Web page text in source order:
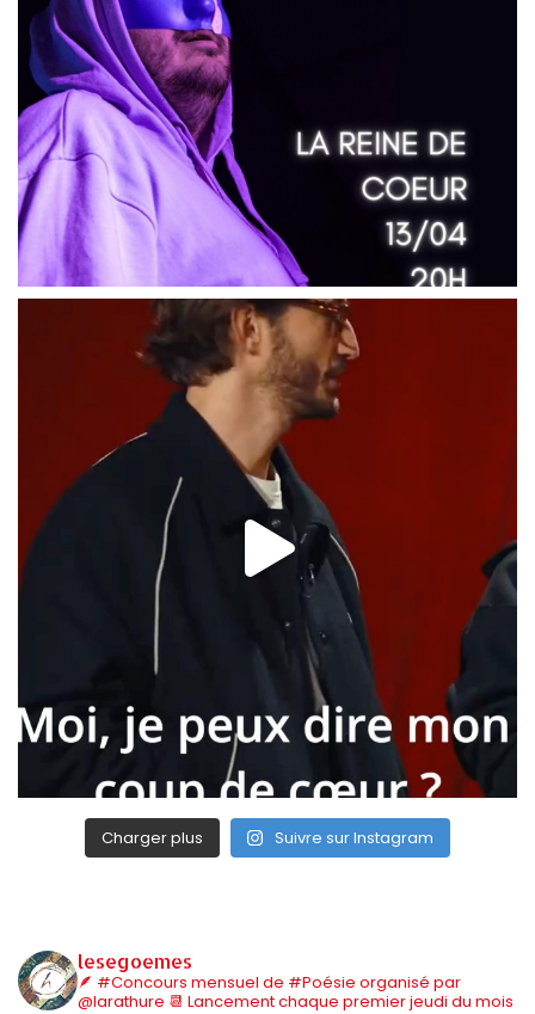
Charger plus Suivre sur Instagram
lesegoemes
🪶 #Concours mensuel de #Poésie organisé par
@larathure 📆 Lancement chaque premier jeudi du mois